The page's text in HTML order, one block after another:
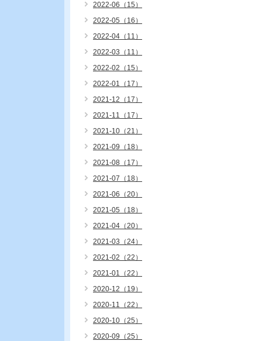
2022-06（15）
2022-05（16）
2022-04（11）
2022-03（11）
2022-02（15）
2022-01（17）
2021-12（17）
2021-11（17）
2021-10（21）
2021-09（18）
2021-08（17）
2021-07（18）
2021-06（20）
2021-05（18）
2021-04（20）
2021-03（24）
2021-02（22）
2021-01（22）
2020-12（19）
2020-11（22）
2020-10（25）
2020-09（25）